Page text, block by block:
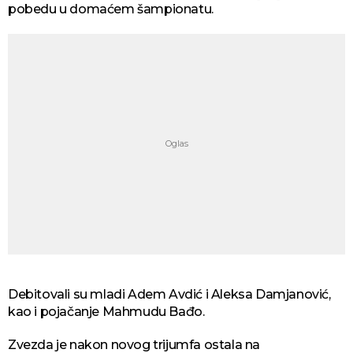
pobedu u domaćem šampionatu.
Debitovali su mladi Adem Avdić i Aleksa Damjanović,
kao i pojačanje Mahmudu Bađo.
Zvezda je nakon novog trijumfa ostala na